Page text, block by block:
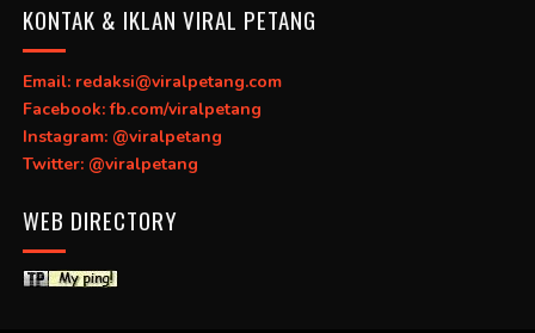
KONTAK & IKLAN VIRAL PETANG
Email: redaksi@viralpetang.com
Facebook: fb.com/viralpetang
Instagram: @viralpetang
Twitter: @viralpetang
WEB DIRECTORY